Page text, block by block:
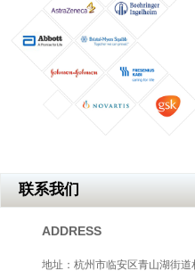
联系我们
ADDRESS
地址：杭州市临安区青山湖街